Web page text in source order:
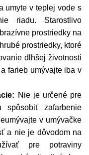
umyte v teplej vode s
riadu. Starostlivo
prostriedky na
prostriedky, ktoré
dlhšej životnosti
farieb umývajte iba v
Nie je určené pre
spôsobiť zafarbenie
v umývačke
a nie je dôvodom na
pre potraviny